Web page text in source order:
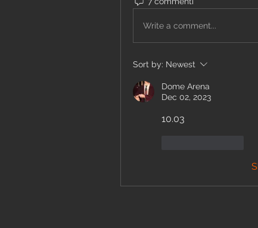
Write a comment...
Sort by: Newest
Dome Arena
Dec 02, 2023
10.03